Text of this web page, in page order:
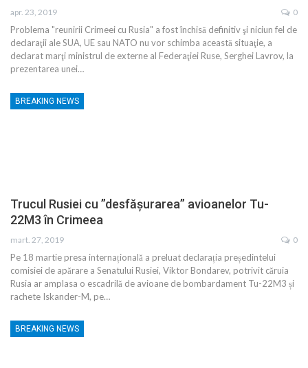
apr. 23, 2019 0
Problema "reunirii Crimeei cu Rusia" a fost închisă definitiv şi niciun fel de
declaraţii ale SUA, UE sau NATO nu vor schimba această situaţie, a
declarat marţi ministrul de externe al Federaţiei Ruse, Serghei Lavrov, la
prezentarea unei…
BREAKING NEWS
Trucul Rusiei cu ”desfășurarea” avioanelor Tu-
22M3 în Crimeea
mart. 27, 2019 0
Pe 18 martie presa internațională a preluat declarația președintelui
comisiei de apărare a Senatului Rusiei, Viktor Bondarev, potrivit căruia
Rusia ar amplasa o escadrilă de avioane de bombardament Tu-22M3 și
rachete Iskander-M, pe…
BREAKING NEWS